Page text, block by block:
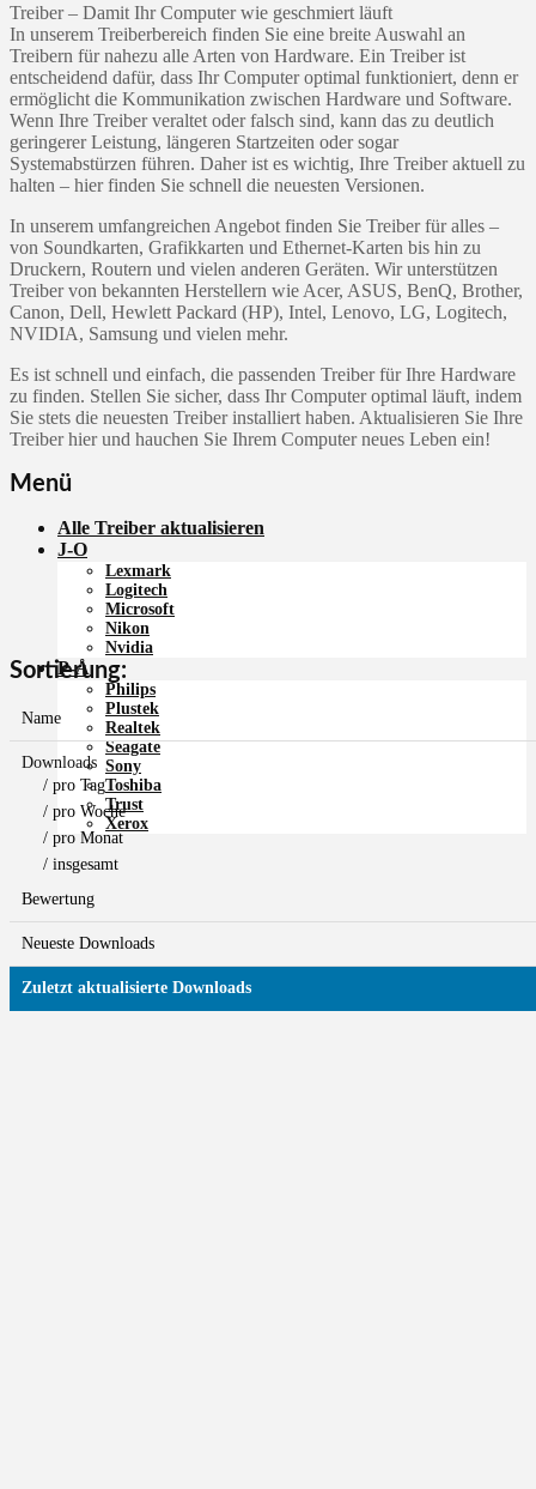
Treiber – Damit Ihr Computer wie geschmiert läuft
In unserem Treiberbereich finden Sie eine breite Auswahl an
Treibern für nahezu alle Arten von Hardware. Ein Treiber ist
entscheidend dafür, dass Ihr Computer optimal funktioniert, denn er
ermöglicht die Kommunikation zwischen Hardware und Software.
Wenn Ihre Treiber veraltet oder falsch sind, kann das zu deutlich
geringerer Leistung, längeren Startzeiten oder sogar
Systemabstürzen führen. Daher ist es wichtig, Ihre Treiber aktuell zu
halten – hier finden Sie schnell die neuesten Versionen.
In unserem umfangreichen Angebot finden Sie Treiber für alles –
von Soundkarten, Grafikkarten und Ethernet-Karten bis hin zu
Druckern, Routern und vielen anderen Geräten. Wir unterstützen
Treiber von bekannten Herstellern wie Acer, ASUS, BenQ, Brother,
Canon, Dell, Hewlett Packard (HP), Intel, Lenovo, LG, Logitech,
NVIDIA, Samsung und vielen mehr.
Es ist schnell und einfach, die passenden Treiber für Ihre Hardware
zu finden. Stellen Sie sicher, dass Ihr Computer optimal läuft, indem
Sie stets die neuesten Treiber installiert haben. Aktualisieren Sie Ihre
Treiber hier und hauchen Sie Ihrem Computer neues Leben ein!
Menü
Alle Treiber aktualisieren
J-O
Lexmark
Logitech
Microsoft
Nikon
Nvidia
P-Å
Philips
Plustek
Realtek
Seagate
Sony
Toshiba
Trust
Xerox
Sortierung:
Name
Downloads
/ pro Tag
/ pro Woche
/ pro Monat
/ insgesamt
Bewertung
Neueste Downloads
Zuletzt aktualisierte Downloads